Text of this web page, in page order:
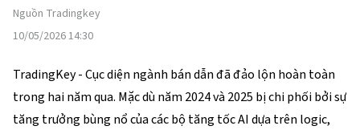
Nguồn Tradingkey
10/05/2026 14:30
TradingKey - Cục diện ngành bán dẫn đã đảo lộn hoàn toàn
trong hai năm qua. Mặc dù năm 2024 và 2025 bị chi phối bởi sự
tăng trưởng bùng nổ của các bộ tăng tốc AI dựa trên logic,